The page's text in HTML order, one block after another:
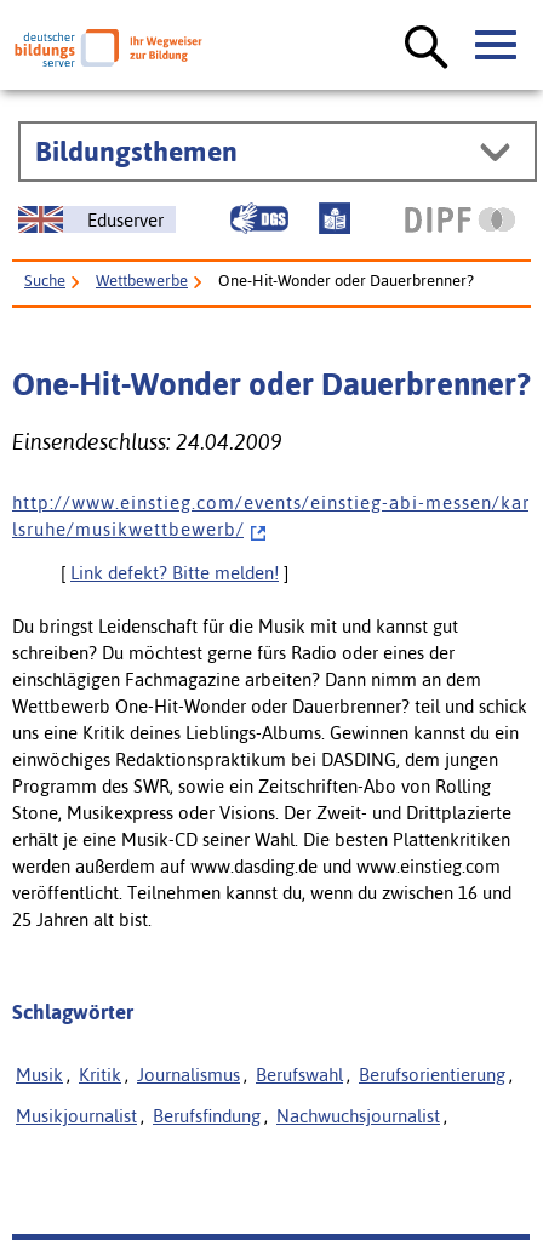
Bildungsthemen
Eduserver
Suche Wettbewerbe One-Hit-Wonder oder Dauerbrenner?
One-Hit-Wonder oder Dauerbrenner?
Einsendeschluss: 24.04.2009
h t t p : / / w w w . e i n s t i e g . c o m / e v e n t s / e i n s t i e g - a b i - m e s s e n / k a r
l s r u h e / m u s i k w e t t b e w e r b /
[ Link defekt? Bitte melden! ]
Du bringst Leidenschaft für die Musik mit und kannst gut
schreiben? Du möchtest gerne fürs Radio oder eines der
einschlägigen Fachmagazine arbeiten? Dann nimm an dem
Wettbewerb One-Hit-Wonder oder Dauerbrenner? teil und schick
uns eine Kritik deines Lieblings-Albums. Gewinnen kannst du ein
einwöchiges Redaktionspraktikum bei DASDING, dem jungen
Programm des SWR, sowie ein Zeitschriften-Abo von Rolling
Stone, Musikexpress oder Visions. Der Zweit- und Drittplazierte
erhält je eine Musik-CD seiner Wahl. Die besten Plattenkritiken
werden außerdem auf www.dasding.de und www.einstieg.com
veröffentlicht. Teilnehmen kannst du, wenn du zwischen 16 und
25 Jahren alt bist.
Schlagwörter
Musik , Kritik , Journalismus , Berufswahl , Berufsorientierung ,
Musikjournalist , Berufsfindung , Nachwuchsjournalist ,